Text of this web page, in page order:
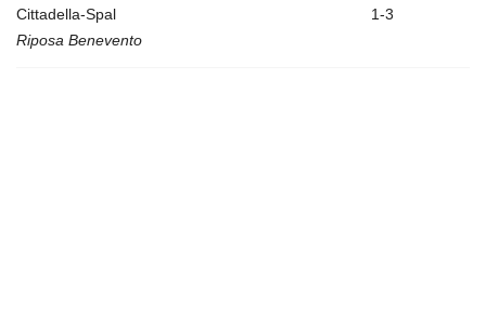
Cittadella-Spal
1-3
Riposa Benevento